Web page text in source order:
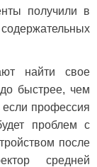
получили в
найти свое
быстрее, чем
если профессия
проблем с
после
средней